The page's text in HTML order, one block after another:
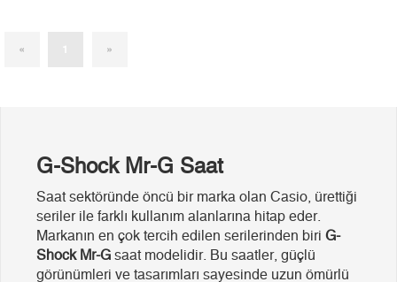
« (current)
»
G-Shock Mr-G Saat
Saat sektöründe öncü bir marka olan Casio, ürettiği
seriler ile farklı kullanım alanlarına hitap eder.
Markanın en çok tercih edilen serilerinden biri G-
Shock Mr-G saat modelidir. Bu saatler, güçlü
görünümleri ve tasarımları sayesinde uzun ömürlü